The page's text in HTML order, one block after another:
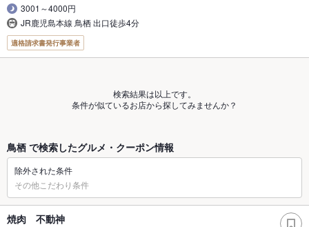
3001～4000円
JR鹿児島本線 鳥栖 出口徒歩4分
適格請求書発行事業者
検索結果は以上です。
条件が似ているお店から探してみませんか？
鳥栖 で検索したグルメ・クーポン情報
除外された条件
その他こだわり条件
焼肉 不動神